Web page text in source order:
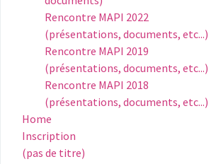
Rencontre MAPI 2022
(présentations, documents, etc...)
Rencontre MAPI 2019
(présentations, documents, etc...)
Rencontre MAPI 2018
(présentations, documents, etc...)
Home
Inscription
(pas de titre)